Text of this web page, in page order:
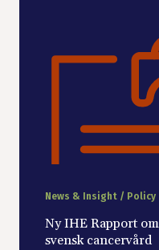
News & Insight / Policy
Ny IHE Rapport
svensk cancervård